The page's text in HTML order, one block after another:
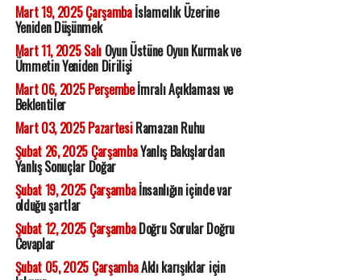
Mart 19, 2025 Çarşambaİslamcılık Üzerine
Yeniden Düşünmek
Mart 11, 2025 SalıOyun Üstüne Oyun Kurmak ve
Ümmetin Yeniden Dirilişi
Mart 06, 2025 Perşembeİmralı Açıklaması ve
Beklentiler
Mart 03, 2025 PazartesiRamazan Ruhu
Şubat 26, 2025 ÇarşambaYanlış Bakışlardan
Yanlış Sonuçlar Doğar
Şubat 19, 2025 Çarşambaİnsanlığın içinde var
olduğu şartlar
Şubat 12, 2025 ÇarşambaDoğru Sorular Doğru
Cevaplar
Şubat 05, 2025 ÇarşambaAklı karışıklar için